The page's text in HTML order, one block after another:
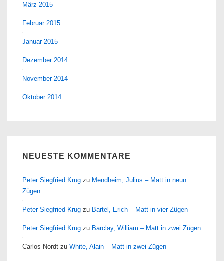
März 2015
Februar 2015
Januar 2015
Dezember 2014
November 2014
Oktober 2014
NEUESTE KOMMENTARE
Peter Siegfried Krug zu Mendheim, Julius – Matt in neun
Zügen
Peter Siegfried Krug zu Bartel, Erich – Matt in vier Zügen
Peter Siegfried Krug zu Barclay, William – Matt in zwei Zügen
Carlos Nordt zu White, Alain – Matt in zwei Zügen